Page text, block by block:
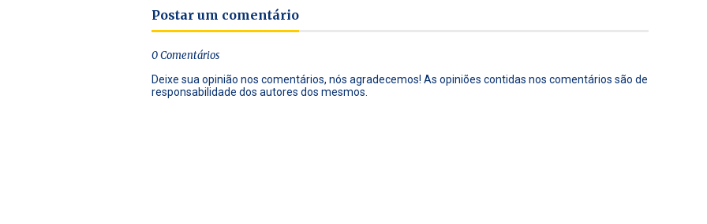
Postar um comentário
0 Comentários
Deixe sua opinião nos comentários, nós agradecemos! As opiniões contidas nos comentários são de
responsabilidade dos autores dos mesmos.